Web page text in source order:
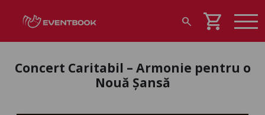
search shopping_cart
Concert Caritabil – Armonie pentru o
Nouă Șansă